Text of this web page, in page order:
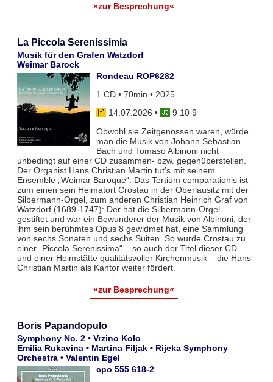
»zur Besprechung«
La Piccola Serenissimia
Musik für den Grafen Watzdorf
Weimar Barock
Rondeau ROP6282
1 CD • 70min • 2025
14.07.2026 •
9 10 9
Obwohl sie Zeitgenossen waren, würde
man die Musik von Johann Sebastian
Bach und Tomaso Albinoni nicht
unbedingt auf einer CD zusammen- bzw. gegenüberstellen.
Der Organist Hans Christian Martin tut’s mit seinem
Ensemble „Weimar Baroque“. Das Tertium comparationis ist
zum einen sein Heimatort Crostau in der Oberlausitz mit der
Silbermann-Orgel, zum anderen Christian Heinrich Graf von
Watzdorf (1689-1747): Der hat die Silbermann-Orgel
gestiftet und war ein Bewunderer der Musik von Albinoni, der
ihm sein berühmtes Opus 8 gewidmet hat, eine Sammlung
von sechs Sonaten und sechs Suiten. So wurde Crostau zu
einer „Piccola Serenissima“ – so auch der Titel dieser CD –
und einer Heimstätte qualitätsvoller Kirchenmusik – die Hans
Christian Martin als Kantor weiter fördert.
»zur Besprechung«
Boris Papandopulo
Symphony No. 2 • Vrzino Kolo
Emilia Rukavina • Martina Filjak • Rijeka Symphony
Orchestra • Valentin Egel
cpo 555 618-2